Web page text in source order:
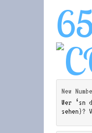
New
Wer ‘sn
sehen)?